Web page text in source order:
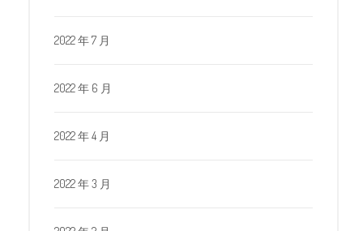
2022 年 7 月
2022 年 6 月
2022 年 4 月
2022 年 3 月